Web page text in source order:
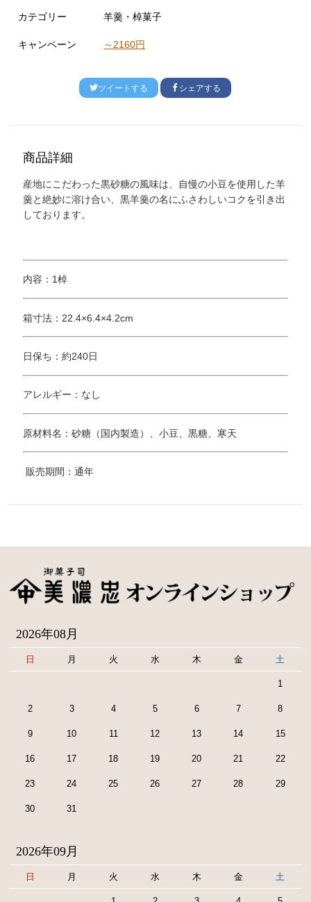
カテゴリー 羊羹・棹菓子
キャンペーン ～2160円
ツイートする シェアする
商品詳細
産地にこだわった黒砂糖の風味は、自慢の小豆を使用した羊
羹と絶妙に溶け合い、黒羊羹の名にふさわしいコクを引き出
しております。
内容：1棹
箱寸法：22.4×6.4×4.2cm
日保ち：約240日
アレルギー：なし
原材料名：砂糖（国内製造）、小豆、黒糖、寒天
販売期間：通年
2026年08月
日 月 火 水 木 金 土
1
2 3 4 5 6 7 8
9 10 11 12 13 14 15
16 17 18 19 20 21 22
23 24 25 26 27 28 29
30 31
2026年09月
日 月 火 水 木 金 土